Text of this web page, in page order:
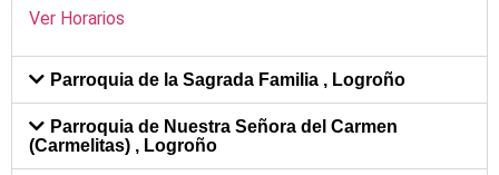
Ver Horarios
Parroquia de la Sagrada Familia , Logroño
Parroquia de Nuestra Señora del Carmen
(Carmelitas) , Logroño